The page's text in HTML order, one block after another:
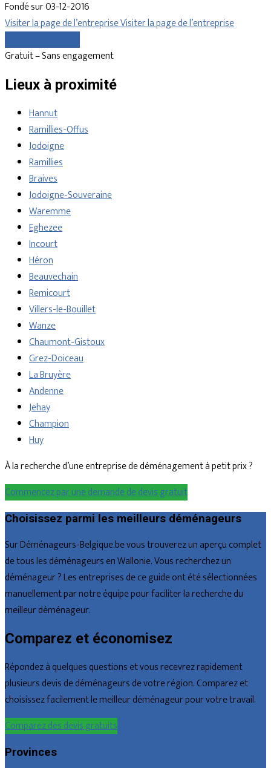
Fondé sur 03-12-2016
Visiter la page de l’entrepriseVisiter la page de l’entreprise
Gratuit – Sans engagement
Lieux à proximité
Hannut
Ramillies-Offus
Jodoigne
Ramillies
Braives
Jodoigne-Souveraine
Waremme
Eghezee
Incourt
Héron
Beauvechain
Remicourt
Villers-le-Bouillet
Wanze
Chaumont-Gistoux
Grez-Doiceau
La Bruyère
Andenne
Jehay
Champion
Huy
À la recherche d’une entreprise de déménagement à petit prix ?
Commencez par une demande de devis gratuit
Choisissez parmi les meilleurs déménageurs
Sur Déménageurs-Belgique.be vous trouverez un aperçu complet
de tous les déménageurs en Wallonie. Vous recherchez un
déménageur ? Les entreprises de ce guide ont été sélectionnées
manuellement par notre équipe pour faciliter la recherche du
meilleur déménageur.
Comparez et économisez
Répondez à quelques questions et vous recevrez rapidement
plusieurs devis de déménageurs de votre région. Comparez et
choisissez facilement le meilleur déménageur pour votre travail.
Comparez des devis gratuits
Provinces